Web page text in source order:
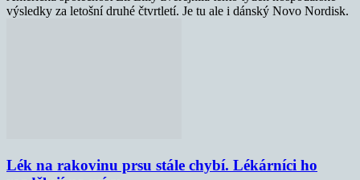
výsledky za letošní druhé čtvrtletí. Je tu ale i dánský Novo Nordisk.
Lék na rakovinu prsu stále chybí. Lékárníci ho